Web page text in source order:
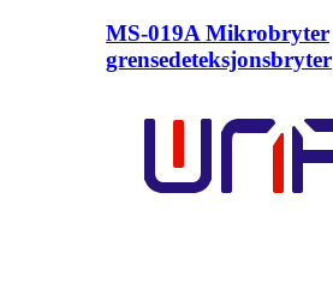
MS-019A Mikrobryter
grensedeteksjonsbryter